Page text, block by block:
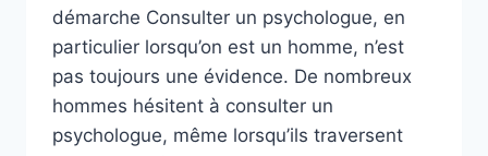
AVEC
LIMITES
?
démarche Consulter un psychologue, en
particulier lorsqu’on est un homme, n’est
pas toujours une évidence. De nombreux
hommes hésitent à consulter un
psychologue, même lorsqu’ils traversent